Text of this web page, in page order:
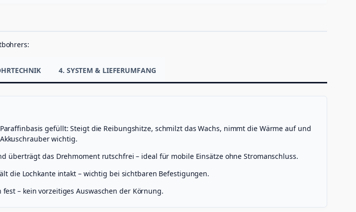
4. SYSTEM & LIEFERUMFANG
gefüllt: Steigt die Reibungshitze, schmilzt das Wachs, nimmt die Wärme auf und
wichtig.
überträgt das Drehmoment rutschfrei – ideal für mobile Einsätze ohne Stromanschluss.
die Lochkante intakt – wichtig bei sichtbaren Befestigungen.
– kein vorzeitiges Auswaschen der Körnung.